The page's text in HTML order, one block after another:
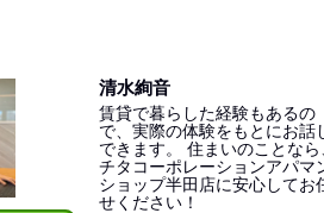
清水絢音
賃貸で暮らした経験もあるの
で、実際の体験をもとにお話
できます。 住まいのことなら
チタコーポレーションアパマ
ショップ半田店に安心してお
せください！